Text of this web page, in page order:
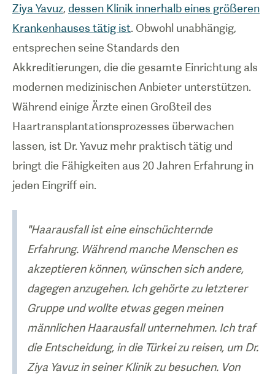
Ziya Yavuz, dessen Klinik innerhalb eines größeren
Krankenhauses tätig ist. Obwohl unabhängig,
entsprechen seine Standards den
Akkreditierungen, die die gesamte Einrichtung als
modernen medizinischen Anbieter unterstützen.
Während einige Ärzte einen Großteil des
Haartransplantationsprozesses überwachen
lassen, ist Dr. Yavuz mehr praktisch tätig und
bringt die Fähigkeiten aus 20 Jahren Erfahrung in
jeden Eingriff ein.
"Haarausfall ist eine einschüchternde
Erfahrung. Während manche Menschen es
akzeptieren können, wünschen sich andere,
dagegen anzugehen. Ich gehörte zu letzterer
Gruppe und wollte etwas gegen meinen
männlichen Haarausfall unternehmen. Ich traf
die Entscheidung, in die Türkei zu reisen, um Dr.
Ziya Yavuz in seiner Klinik zu besuchen. Von